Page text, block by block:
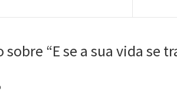
sobre “E se a sua vida se